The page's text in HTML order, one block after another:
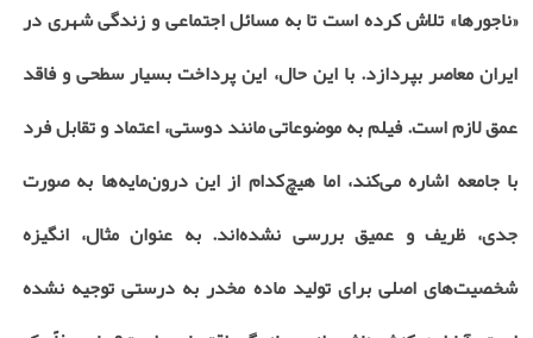
«ناجورها» تلاش کرده است تا به مسائل اجتماعی و زندگی شهری در
ایران معاصر بپردازد. با این حال، این پرداخت بسیار سطحی و فاقد
عمق لازم است. فیلم به موضوعاتی مانند دوستی، اعتماد و تقابل فرد
با جامعه اشاره می‌کند، اما هیچ‌کدام از این درون‌مایه‌ها به صورت
جدی، ظریف و عمیق بررسی نشده‌اند. به عنوان مثال، انگیزه
شخصیت‌های اصلی برای تولید ماده مخدر به درستی توجیه نشده